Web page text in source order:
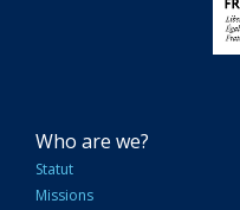
NAVIGATION
PRINCIPALE
Who are we?
Statut
Missions